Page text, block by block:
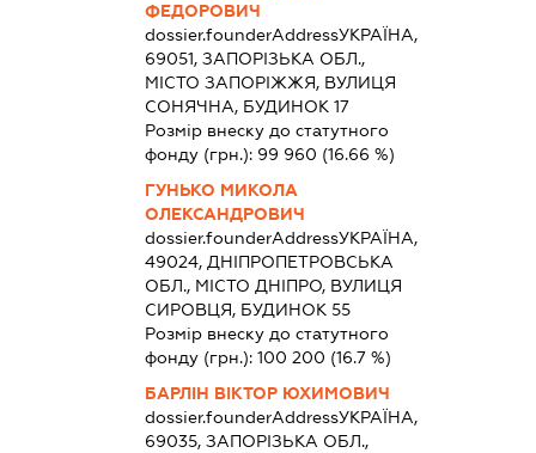
ФЕДОРОВИЧ
dossier.founderAddressУКРАЇНА,
69051, ЗАПОРІЗЬКА ОБЛ.,
МІСТО ЗАПОРІЖЖЯ, ВУЛИЦЯ
СОНЯЧНА, БУДИНОК 17
Розмір внеску до статутного
фонду (грн.): 99 960 (16.66 %)
ГУНЬКО МИКОЛА
ОЛЕКСАНДРОВИЧ
dossier.founderAddressУКРАЇНА,
49024, ДНІПРОПЕТРОВСЬКА
ОБЛ., МІСТО ДНІПРО, ВУЛИЦЯ
СИРОВЦЯ, БУДИНОК 55
Розмір внеску до статутного
фонду (грн.):100 200 (16.7 %)
БАРЛІН ВІКТОР ЮХИМОВИЧ
dossier.founderAddressУКРАЇНА,
69035, ЗАПОРІЗЬКА ОБЛ.,